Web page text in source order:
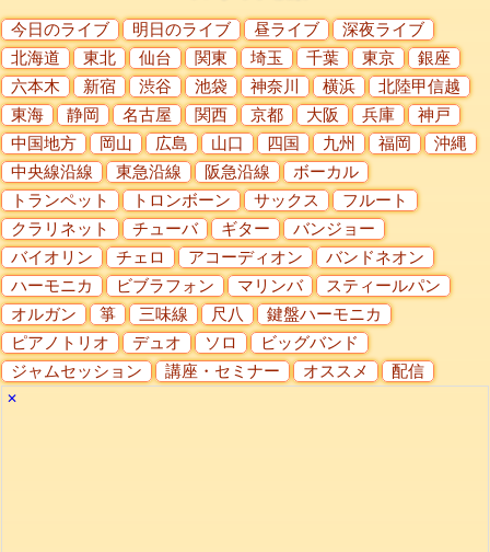
今日のライブ 明日のライブ 昼ライブ
深夜ライブ
北海道
東北 仙台 関東 埼玉 千葉 東京
銀座
六本木
新宿 渋谷 池袋 神奈川 横浜
北陸甲信越
東海
静岡 名古屋 関西 京都 大阪 兵庫
神戸
中国地方
岡山 広島 山口 四国 九州 福岡
沖縄
中央線沿線
東急沿線 阪急沿線
ボーカル
トランペット
トロンボーン サックス
フルート
クラリネット
チューバ ギター
バンジョー
バイオリン
チェロ アコーディオン
バンドネオン
ハーモニカ
ビブラフォン マリンバ
スティールパン
オルガン
箏 三味線 尺八
鍵盤ハーモニカ
ピアノトリオ
デュオ ソロ
ビッグバンド
ジャムセッション
講座・セミナー オススメ 配信
✕